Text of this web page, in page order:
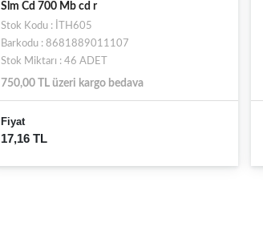
Slm Cd 700 Mb cd r
Stok Kodu : İTH605
Barkodu : 8681889011107
Stok Miktarı : 46 ADET
750,00 TL üzeri kargo bedava
Fiyat
17,16 TL